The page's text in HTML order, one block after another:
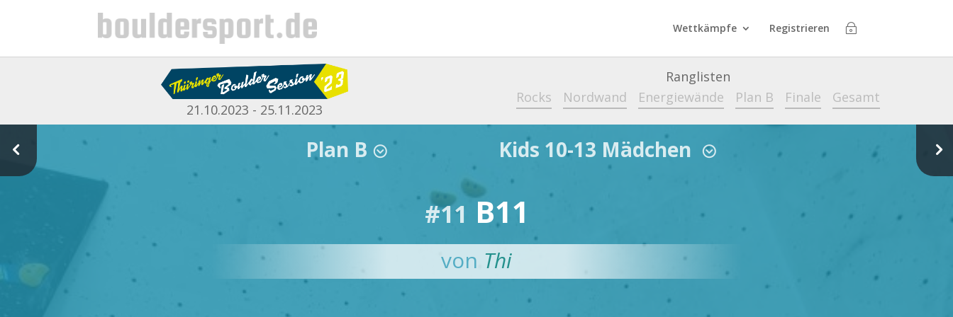
Wettkämpfe Registrieren
21.10.2023 - 25.11.2023
Ranglisten
Rocks
Nordwand Energiewände Plan B Finale Gesamt
Plan B ; Kids 10-13 Mädchen ;
4 5
#11 B11
von Thi